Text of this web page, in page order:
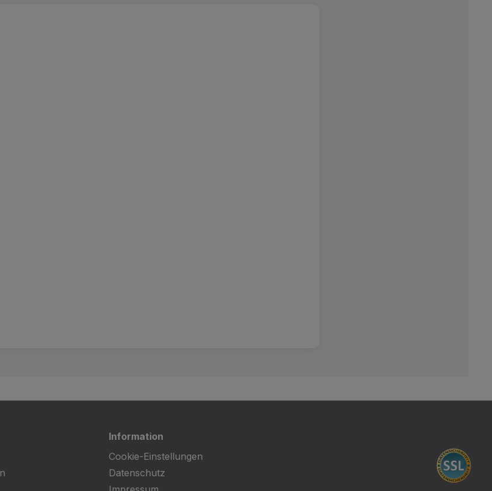
Information
Cookie-Einstellungen
Datenschutz